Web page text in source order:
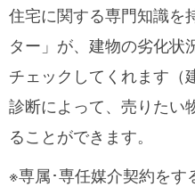
住宅に関する専門知識を
ター」が、建物の劣化状
チェックしてくれます（
診断によって、売りたい
ることができます。
※専属･専任媒介契約をす